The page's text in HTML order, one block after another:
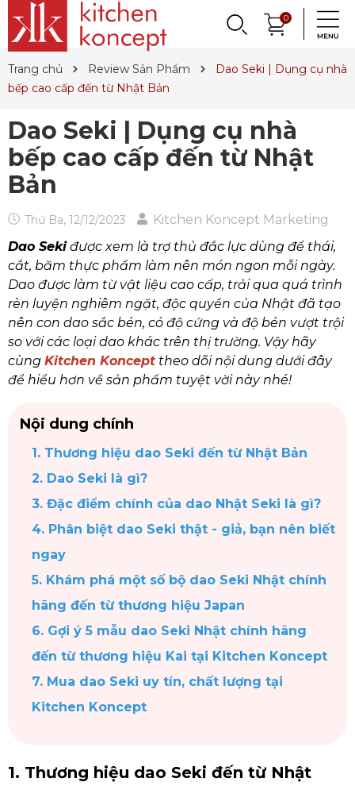
0
SALE TIN TỨC
QUAY LẠI NỒI, CHẢO
Nồi
Nồi Áp Suất
Wok
Khay Gang, Lò Nướng
Phụ Kiện Gang
QUAY LẠI DAO, KÉO
Dao
Dao Nhật
Kéo
QUAY LẠI
PHỤ KIỆN & TRANG
TRÍ BÀN ĂN
Tô, Chén, Dĩa
Trang Trí Bàn Ăn
Hũ Đựng Gia Vị
Khăn Bàn Ăn
QUAY LẠI PHỤ KIỆN BẾP
Dụng Cụ Nhà Bếp
Lót Nồi & Tay Cầm
Dụng Cụ Làm Kem
QUAY LẠI
DỤNG CỤ LÀM BÁNH
& MÌ Ý
Dụng Cụ Làm Pasta
Khay Nướng Bánh
QUAY LẠI
LY, BÌNH NƯỚC,
DECANTER
Ly Pha Lê
Ly Thủy Tinh
Bình Nước
QUAY LẠI PHỤ KIỆN RƯỢU
Đầu Rót
Bình Giữ Mát
Thiết Bị Sục Oxy
Máy Chiết Rượu
Dụng Cụ Pha Chế
Khui Rượu, Nút Chai
QUAY LẠI DANH MỤC KHÁC
Sản Phẩm Cho Bé
Tinh Dầu
Dung Dịch Sát Khuẩn
Bình, Ly & Hũ Giữ Nhiệt
Bình Trà
Trang chủ Review Sản Phẩm
Dao Seki | Dụng cụ nhà
bếp cao cấp đến từ Nhật Bản
Dao Seki | Dụng cụ nhà
bếp cao cấp đến từ Nhật
Bản
Thứ Ba, 12/12/2023
Kitchen Koncept Marketing
Dao Sekiđược xem là trợ thủ đắc lực dùng để thái,
cắt, băm thực phẩm làm nên món ngon mỗi ngày.
Dao được làm từ vật liệu cao cấp, trải qua quá trình
rèn luyện nghiêm ngặt, độc quyền của Nhật đã tạo
nên con dao sắc bén, có độ cứng và độ bén vượt trội
so với các loại dao khác trên thị trường. Vậy hãy
cùng Kitchen Koncept theo dõi nội dung dưới đây
để hiểu hơn về sản phẩm tuyệt vời này nhé!
Nội dung chính
1. Thương hiệu dao Seki đến từ Nhật Bản
2. Dao Seki là gì?
3. Đặc điểm chính của dao Nhật Seki là gì?
4. Phân biệt dao Seki thật - giả, bạn nên biết
ngay
5. Khám phá một số bộ dao Seki Nhật chính
hãng đến từ thương hiệu Japan
6. Gợi ý 5 mẫu dao Seki Nhật chính hãng
đến từ thương hiệu Kai tại Kitchen Koncept
7. Mua dao Seki uy tín, chất lượng tại
Kitchen Koncept
1. Thương hiệu dao Seki đến từ Nhật